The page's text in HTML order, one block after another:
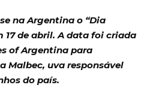
na Argentina o “Dia
17 de abril. A data foi criada
of Argentina para
Malbec, uva responsável
do país.